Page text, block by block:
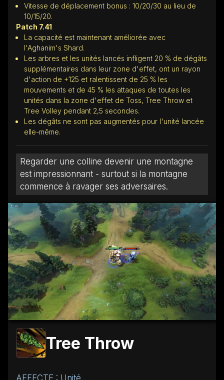
Vitesse de déplacement bonus : 10/20/30 au lieu de
10/15/20.
Patch 7.41
La capacité est maintenant améliorée avec
l'Aghanim's Shard.
Les arbres et les unités lancés infligent 20 % de dégâts
supplémentaires dans leur zone d'effet, ont un rayon
d'action de +125 et ralentissent de 25 % les
mouvements et de 45 % les attaques de toutes les
unités dans la zone d'effet de Toss, Tree Throw et
Tree Volley pendant 2,5 secondes.
Les dégâts ne sont pas augmentés pour l'unité lancée
elle-même.
Regarder une colline devenir une montagne
est impressionnant - surtout si la montagne
commence à ravager ses adversaires.
Tree Throw
AFFECTE : Unité